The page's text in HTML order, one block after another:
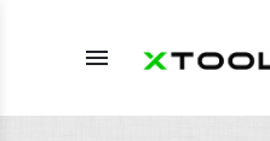
menu